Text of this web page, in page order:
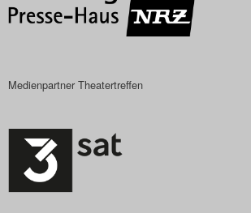
Medienpartner Theatertreffen